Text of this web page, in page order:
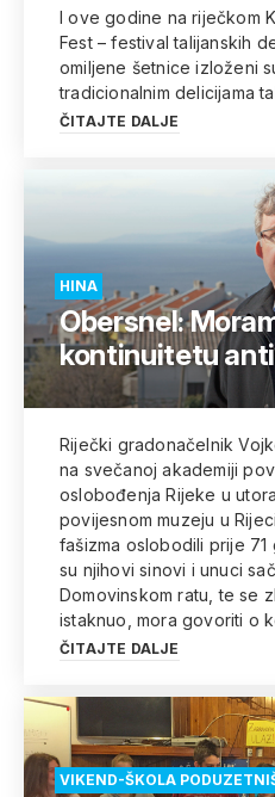
I ove godine na riječkom
Fest – festival talijanskih
omiljene šetnice izloženi
tradicionalnim delicijama
ČITAJTE DALJE
HINA
Obersnel:
kontinuitetu
Riječki gradonačelnik
na svečanoj akademiji
oslobođenja Rijeke u
povijesnom muzeju u
fašizma oslobodili prije 71
su njihovi sinovi i unuci
Domovinskom ratu, te se
istaknuo, mora govoriti o
ČITAJTE DALJE
VIKEND-ŠKOLA